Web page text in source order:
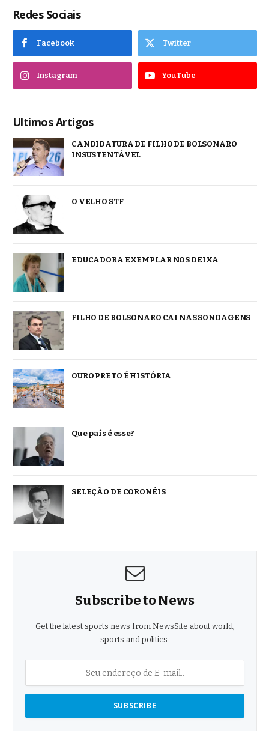
Redes Sociais
Facebook Twitter
Instagram YouTube
Ultimos Artigos
CANDIDATURA DE FILHO DE BOLSONARO
INSUSTENTÁVEL
O VELHO STF
EDUCADORA EXEMPLAR NOS DEIXA
FILHO DE BOLSONARO CAI NAS SONDAGENS
OURO PRETO É HISTÓRIA
Que país é esse?
SELEÇÃO DE CORONÉIS
Subscribe to News
Get the latest sports news from NewsSite about world,
sports and politics.